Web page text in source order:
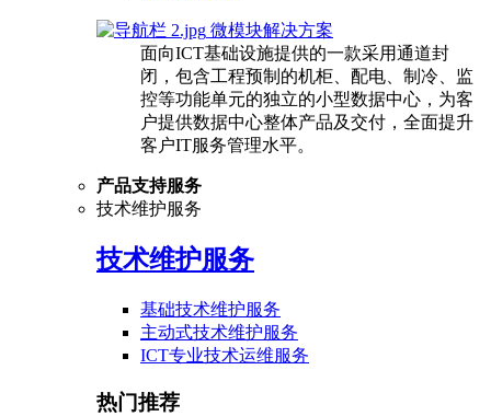
微模块解决方案
面向ICT基础设施提供的一款采用通道封
闭，包含工程预制的机柜、配电、制冷、监
控等功能单元的独立的小型数据中心，为客
户提供数据中心整体产品及交付，全面提升
客户IT服务管理水平。
产品支持服务
技术维护服务
技术维护服务
基础技术维护服务
主动式技术维护服务
ICT专业技术运维服务
热门推荐